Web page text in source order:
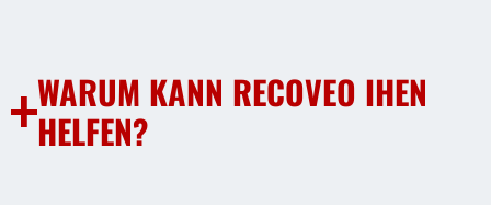
WARUM KANN RECOVEO IHEN
HELFEN?